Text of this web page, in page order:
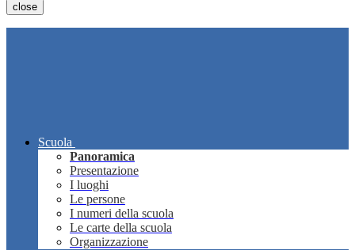
close
Scuola
Panoramica
Presentazione
I luoghi
Le persone
I numeri della scuola
Le carte della scuola
Organizzazione